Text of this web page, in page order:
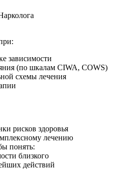
зависимости
(по шкалам CIWA, COWS)
схемы лечения
рисков здоровья
лечению
понять:
близкого
действий